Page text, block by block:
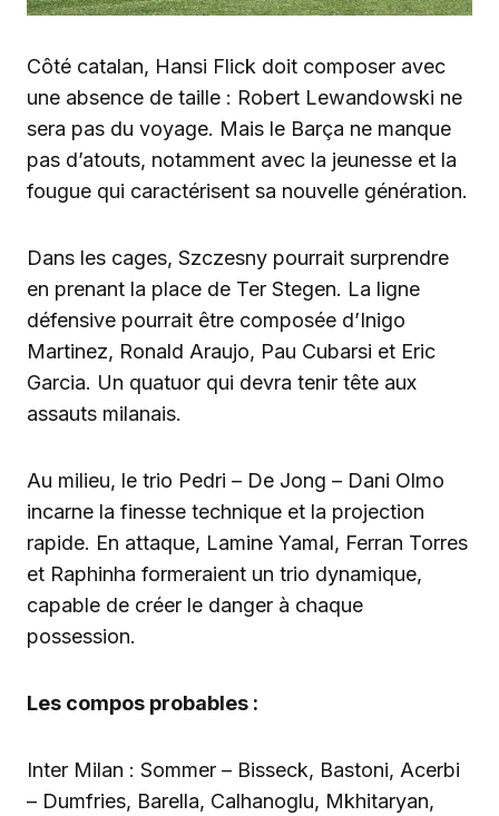
Côté catalan, Hansi Flick doit composer avec
une absence de taille : Robert Lewandowski ne
sera pas du voyage. Mais le Barça ne manque
pas d’atouts, notamment avec la jeunesse et la
fougue qui caractérisent sa nouvelle génération.
Dans les cages, Szczesny pourrait surprendre
en prenant la place de Ter Stegen. La ligne
défensive pourrait être composée d’Inigo
Martinez, Ronald Araujo, Pau Cubarsi et Eric
Garcia. Un quatuor qui devra tenir tête aux
assauts milanais.
Au milieu, le trio Pedri – De Jong – Dani Olmo
incarne la finesse technique et la projection
rapide. En attaque, Lamine Yamal, Ferran Torres
et Raphinha formeraient un trio dynamique,
capable de créer le danger à chaque
possession.
Les compos probables :
Inter Milan : Sommer – Bisseck, Bastoni, Acerbi
– Dumfries, Barella, Calhanoglu, Mkhitaryan,